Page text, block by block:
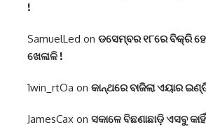
!
SamuelLed on ଡସେମ୍ବର ୧୮ରେ ବିକ୍ରି
ଖେଳାଳି !
1win_rtOa on କାନ୍ଥରେ ବାଜିଲା ଏୟାର
JamesCax on ସକାଳେ ବିଛଣାଛାଡ଼ି ଏସବୁ